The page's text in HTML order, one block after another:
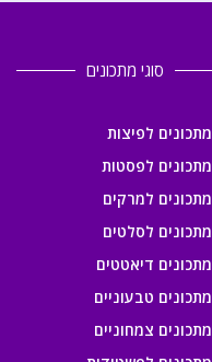
סוגי מתכונים
מתכונים לפיצות
מתכונים לפסטות
מתכונים למרקים
מתכונים לסלטים
מתכונים דיאטטים
מתכונים טבעוניים
מתכונים צמחוניים